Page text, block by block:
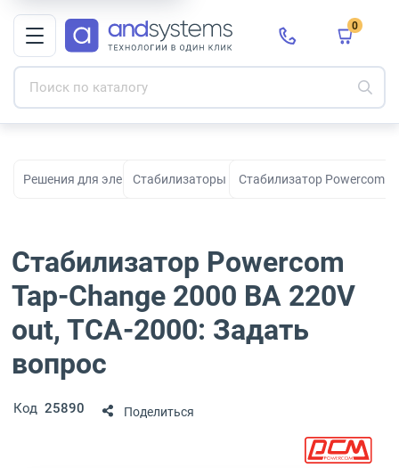
0
Решения для электропитанияСтабилизаторы напряженияСтабилизатор Powercom
Стабилизатор Powercom
Tap-Change 2000 ВА 220V
out, TCA-2000: Задать
вопрос
Код 25890 Поделиться